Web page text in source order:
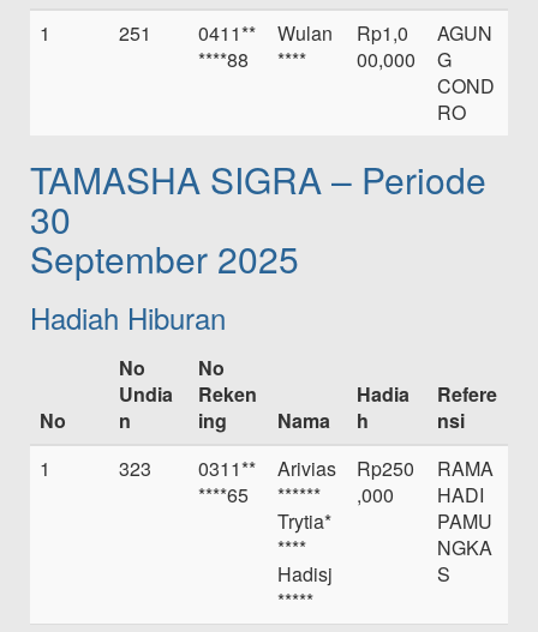
1
251
0411**
****88
Wulan
****
Rp1,0
00,000
AGUN
G
COND
RO
TAMASHA SIGRA – Periode
30
September 2025
Hadiah Hiburan
No
No
Undia
n
No
Reken
ing
Nama
Hadia
h
Refere
nsi
1
323
0311**
****65
Arivias
******
Trytia*
****
Hadisj
*****
Rp250
,000
RAMA
HADI
PAMU
NGKA
S